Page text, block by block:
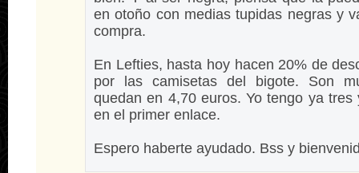
en otoño con medias tupidas negras y
compra.
En Lefties, hasta hoy hacen 20% de
por las camisetas del bigote. Son
quedan en 4,70 euros. Yo tengo ya tres
en el primer enlace.
Espero haberte ayudado. Bss y